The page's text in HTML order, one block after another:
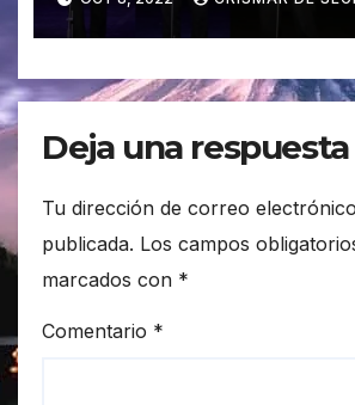
Deja una respuesta
Tu dirección de correo
publicada. Los campos
marcados con *
Comentario *